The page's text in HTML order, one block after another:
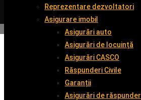
Reprezentare dezvoltatori
Asigurare imobil
Asigurări auto
Asigurări de locuință
Asigurări CASCO
Răspunderi Civile
Garanții
Asigurări de